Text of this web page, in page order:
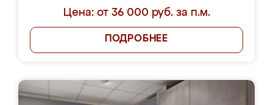
Цена: от 36 000 руб. за п.м.
ПОДРОБНЕЕ